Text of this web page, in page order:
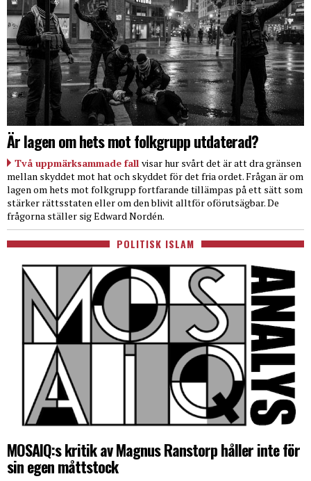
Är lagen om hets mot folkgrupp utdaterad?
Två uppmärksammade fall visar hur svårt det är att dra gränsen
mellan skyddet mot hat och skyddet för det fria ordet. Frågan är om
lagen om hets mot folkgrupp fortfarande tillämpas på ett sätt som
stärker rättsstaten eller om den blivit alltför oförutsägbar. De
frågorna ställer sig Edward Nordén.
POLITISK ISLAM
MOSAIQ:s kritik av Magnus Ranstorp håller inte för
sin egen måttstock